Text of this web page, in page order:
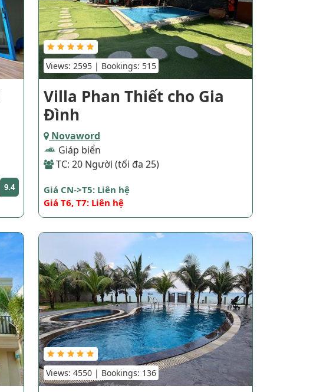
9.4
Views: 2595 | Bookings: 515
Villa Phan Thiết cho Gia
Đình
Novaword
Giáp biển
TC: 20 Người (tối đa 25)
Giá CN->T5: Liên hệ
Giá T6, T7: Liên hệ
Views: 4550 | Bookings: 136